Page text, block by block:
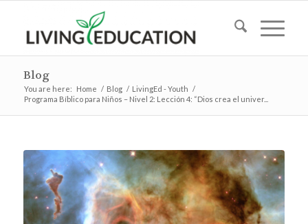
Blog
You are here: Home / Blog / LivingEd - Youth /
Programa Bíblico para Niños – Nivel 2: Lección 4: “Dios crea el univer...